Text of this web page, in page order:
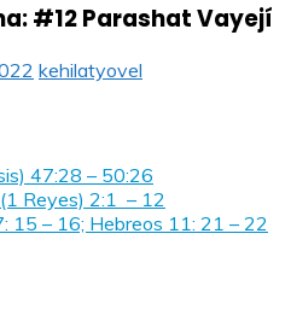
#12 Parashat Vayejí
kehilatyovel
47:28 – 50:26
(1 Reyes) 2:1 – 12
15 – 16; Hebreos 11: 21 – 22